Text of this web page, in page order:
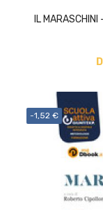
IL
-1,52 €